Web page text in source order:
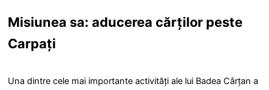
Misiunea sa: aducerea cărților peste
Carpați
Una dintre cele mai importante activități ale lui Badea Cârțan a